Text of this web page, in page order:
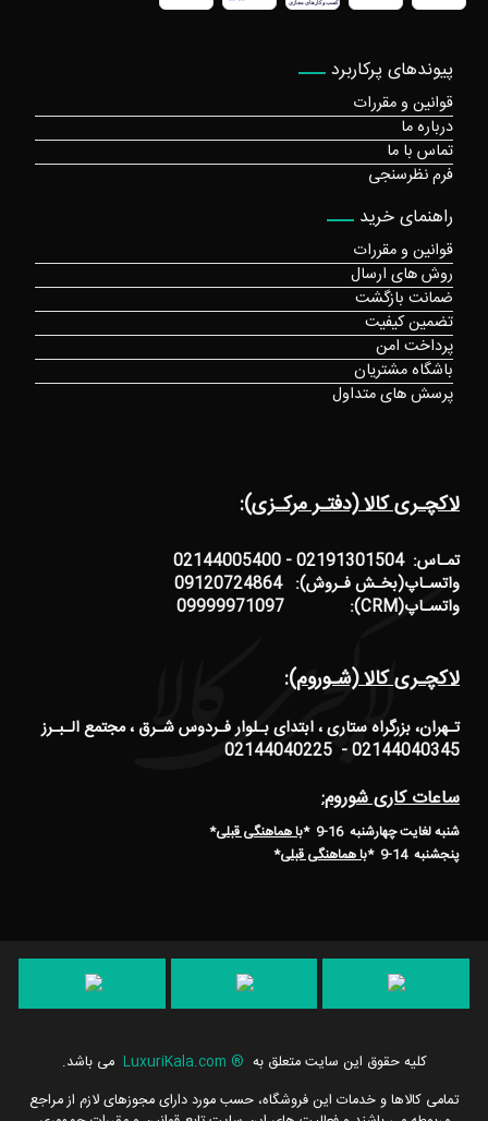
لاکچـری کالا (دفتـر مرکـزی):
تمـاس: 02191301504 - 02144005400
واتسـاپ(بخـش فـروش): 09120724864
واتسـاپ(CRM): 09999971097
لاکچـری کالا (شـوروم):
تـهران، بزرگراه ستاری ، ابتدای بـلوار فـردوس شـرق ، مجتمع الـبـرز
02144040345 - 02144040225
ساعات کاری شوروم:
شنبه لغایت چهارشنبه 16-9 * با هماهنگی قبلی*
پنجشنبه 14-9
*با هماهنگی قبلی*
پیوندهای پرکاربرد
قوانین و مقررات
درباره ما
تماس با ما
فرم نظرسنجی
راهنمای خرید
قوانین و مقررات
روش های ارسال
ضمانت بازگشت
تضمین کیفیت
پرداخت امن
باشگاه مشتریان
پرسش های متداول
کلیه حقوق این سایت متعلق به ®
LuxuriKala.com می باشد.
تمامی كالاها و خدمات این فروشگاه، حسب مورد دارای مجوزهای لازم از مراجع